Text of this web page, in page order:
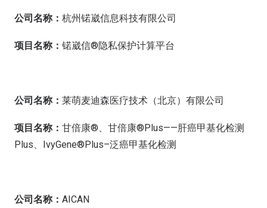
公司名称： 杭州锘崴信息科技有限公司
项目名称： 锘崴信®隐私保护计算平台
公司名称： 莱萌麦迪森医疗技术（北京）有限公司
项目名称： 甘倍康®、甘倍康®Plus——肝癌甲基化检测
Plus、IvyGene®Plus–泛癌甲基化检测
公司名称： AICAN